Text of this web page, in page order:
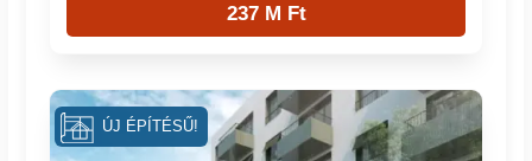
237 M Ft
ÚJ ÉPÍTÉSŰ!